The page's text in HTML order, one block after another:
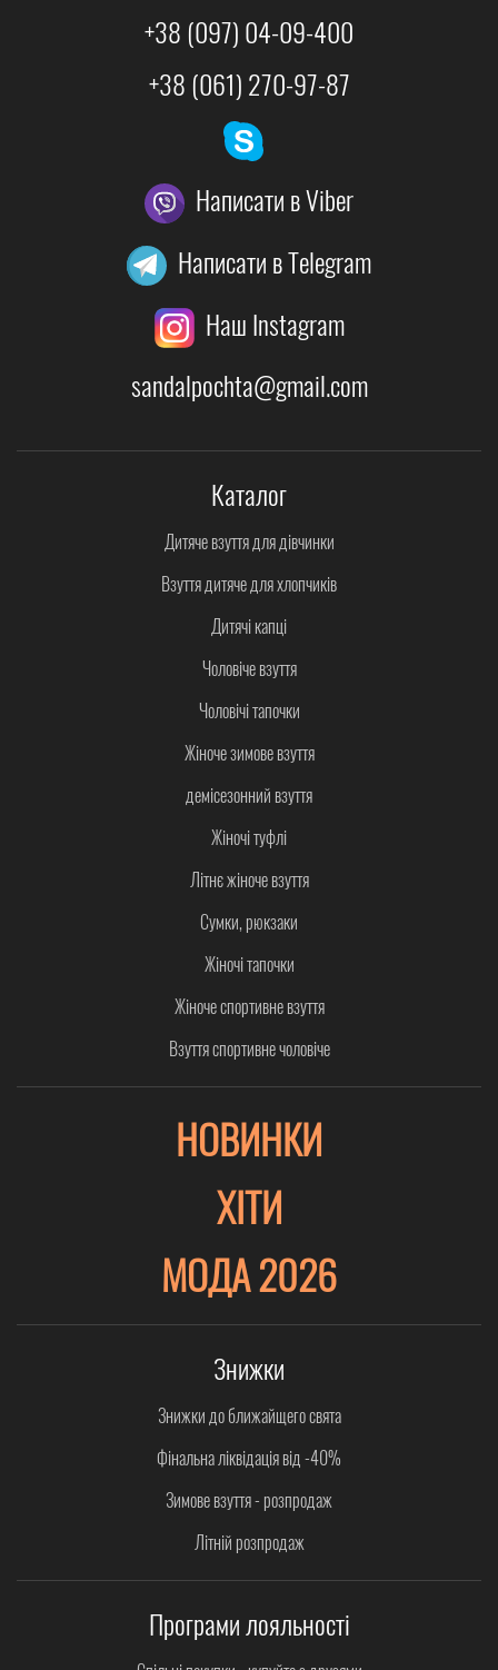
+38 (097) 04-09-400
+38 (061) 270-97-87
Написати в Viber
Написати в Telegram
Наш Instagram
sandalpochta@gmail.com
Каталог
Дитяче взуття для дівчинки
Взуття дитяче для хлопчиків
Дитячі капці
Чоловіче взуття
Чоловічі тапочки
Жіноче зимове взуття
демісезонний взуття
Жіночі туфлі
Літнє жіноче взуття
Сумки, рюкзаки
Жіночі тапочки
Жіноче спортивне взуття
Взуття спортивне чоловіче
НОВИНКИ
ХІТИ
МОДА 2026
Знижки
Знижки до ближайщего свята
Фінальна ліквідація від -40%
Зимове взуття - розпродаж
Літній розпродаж
Програми лояльності